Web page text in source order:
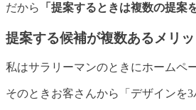
だから 「提案するときは複数の提案
提案する候補が複数あるメリッ
私はサラリーマンのときにホームペ
そのときお客さんから「デザインを